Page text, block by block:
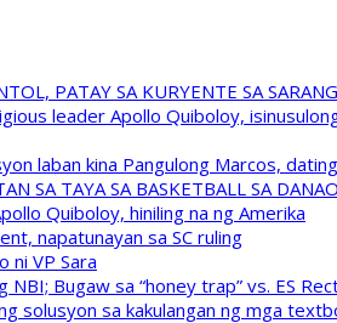
PATAY SA KURYENTE SA
leader Apollo Quiboloy,
laban kina Pangulong Marcos,
SA TAYA SA BASKETBALL SA
Quiboloy, hiniling na ng Amerika
napatunayan sa SC ruling
ni VP Sara
Bugaw sa “honey trap” vs. ES
solusyon sa kakulangan ng mga